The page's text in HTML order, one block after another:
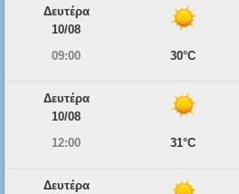
Δευτέρα
10/08
09:00
30°C
Δευτέρα
10/08
12:00
31°C
Δευτέρα